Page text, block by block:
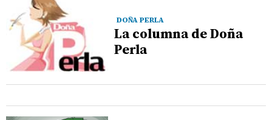
DOÑA PERLA
La columna de Doña
Perla